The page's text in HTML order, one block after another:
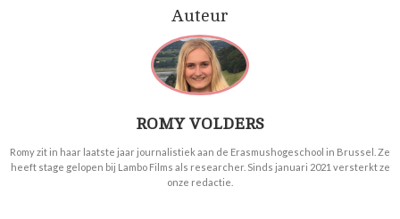
Auteur
ROMY VOLDERS
Romy zit in haar laatste jaar journalistiek aan de Erasmushogeschool in Brussel. Ze
heeft stage gelopen bij Lambo Films als researcher. Sinds januari 2021 versterkt ze
onze redactie.